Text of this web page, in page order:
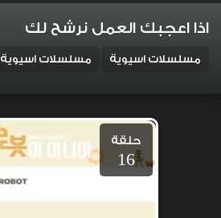
اذا اعجبك العمل نرشح لك
مسلسلات اسيوية مسلسلات اسيوية 2020
حلقة
16